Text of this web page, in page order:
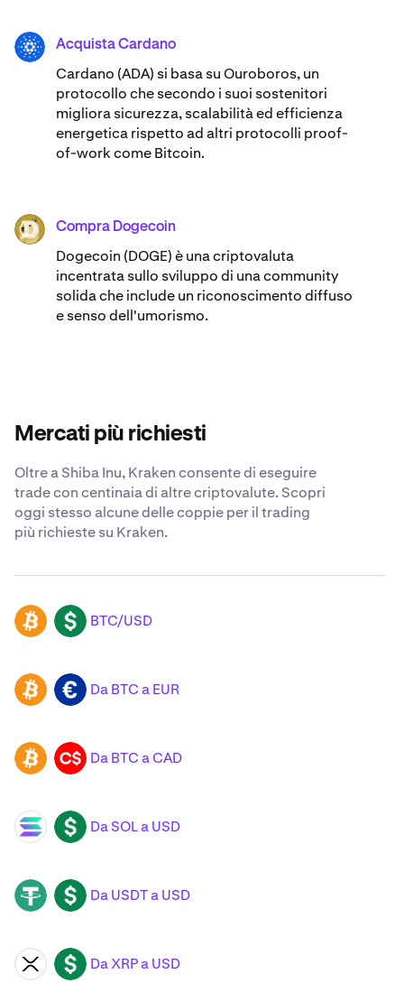
ADA Acquista Cardano
Cardano (ADA) ​​si basa su Ouroboros, un
protocollo che secondo i suoi sostenitori
migliora sicurezza, scalabilità ed efficienza
energetica rispetto ad altri protocolli proof-
of-work come Bitcoin.
DOGE Compra Dogecoin
Dogecoin (DOGE) è una criptovaluta
incentrata sullo sviluppo di una community
solida che include un riconoscimento diffuso
e senso dell'umorismo.
Mercati più richiesti
Oltre a Shiba Inu, Kraken consente di eseguire
trade con centinaia di altre criptovalute. Scopri
oggi stesso alcune delle coppie per il trading
più richieste su Kraken.
BTC USD BTC/USD
BTC EUR Da BTC a EUR
BTC CAD Da BTC a CAD
SOL USD Da SOL a USD
USDT USD Da USDT a USD
XRP USD Da XRP a USD